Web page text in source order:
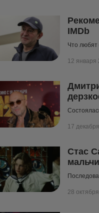
IMDb
Что любят
12 января
17
Стас
28